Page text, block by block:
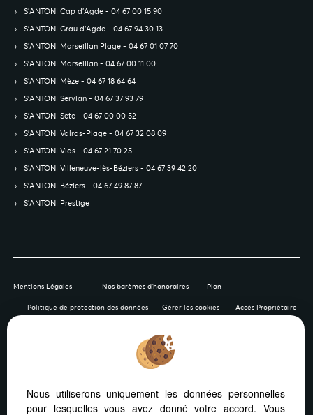
S’ANTONI Cap d'Agde - 04 67 00 15 90
S’ANTONI Grau d'Agde - 04 67 94 30 13
S’ANTONI Marseillan Plage - 04 67 01 07 70
S’ANTONI Marseillan - 04 67 00 11 00
S’ANTONI Mèze - 04 67 18 64 64
S’ANTONI Servian - 04 67 37 93 79
S’ANTONI Sète - 04 67 00 00 52
S’ANTONI Valras-Plage - 04 67 32 08 09
S’ANTONI Vias - 04 67 21 70 25
S’ANTONI Villeneuve-lès-Béziers - 04 67 39 42 20
S’ANTONI Béziers - 04 67 49 87 87
S’ANTONI Prestige
Mentions Légales Nos barèmes d'honoraires Plan
Politique de protection des données Gérer les cookies Accès Propriétaire
Afin de vous offrir un confort de lecture permanent, depuis
votre PC, votre tablette ou votre smartphone, notre site
Nous utiliserons uniquement les données personnelles
pour lesquelles vous avez donné votre accord. Vous